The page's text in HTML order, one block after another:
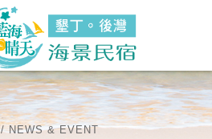
/ NEWS & EVENT